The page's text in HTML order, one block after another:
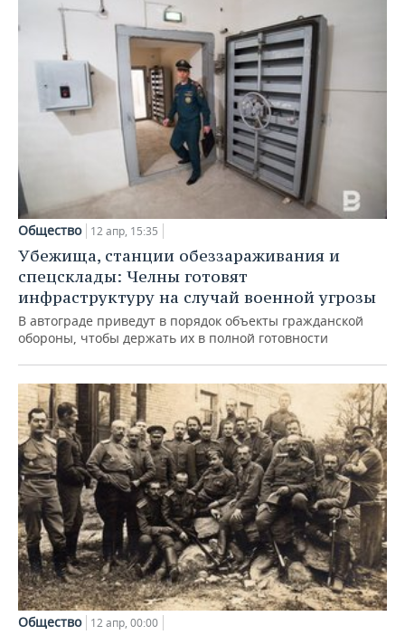
ХОККЕЙ С МЯЧОМ
ПРОИСШЕСТВИЯ
Общество 12 апр, 15:35
Убежища, станции обеззараживания и
спецсклады: Челны готовят
инфраструктуру на случай военной угрозы
В автограде приведут в порядок объекты гражданской
обороны, чтобы держать их в полной готовности
Общество 12 апр, 00:00